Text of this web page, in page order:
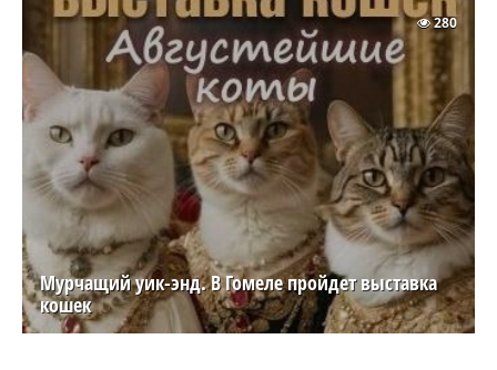
Мурчащий уик-энд. В Гомеле пройдет выставка
кошек
280